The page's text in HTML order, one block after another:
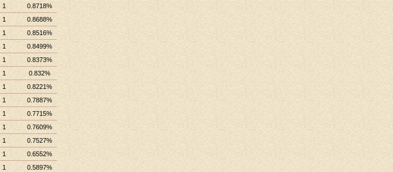
1
0.8718%
1
0.8688%
1
0.8516%
1
0.8499%
1
0.8373%
1
0.832%
1
0.8221%
1
0.7887%
1
0.7715%
1
0.7609%
1
0.7527%
1
0.6552%
1
0.5897%